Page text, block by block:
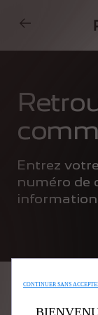
Entrez
numéro de
Email
CONTINUER SANS
Nous utilisons
de vous garantir la
la reconnaissance
des Outils tiers